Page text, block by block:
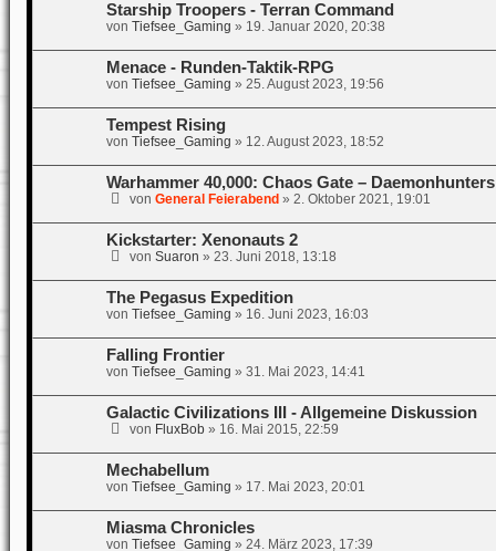
Starship Troopers - Terran Command
von Tiefsee_Gaming » 19. Januar 2020, 20:38
Menace - Runden-Taktik-RPG
von Tiefsee_Gaming » 25. August 2023, 19:56
Tempest Rising
von Tiefsee_Gaming » 12. August 2023, 18:52
Warhammer 40,000: Chaos Gate – Daemonhunters
von General Feierabend » 2. Oktober 2021, 19:01
Kickstarter: Xenonauts 2
von Suaron » 23. Juni 2018, 13:18
The Pegasus Expedition
von Tiefsee_Gaming » 16. Juni 2023, 16:03
Falling Frontier
von Tiefsee_Gaming » 31. Mai 2023, 14:41
Galactic Civilizations III - Allgemeine Diskussion
von FluxBob» 16. Mai 2015, 22:59
Mechabellum
von Tiefsee_Gaming » 17. Mai 2023, 20:01
Miasma Chronicles
von Tiefsee_Gaming » 24. März 2023, 17:39